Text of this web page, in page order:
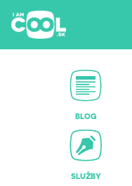
BLOG
SLUŽBY